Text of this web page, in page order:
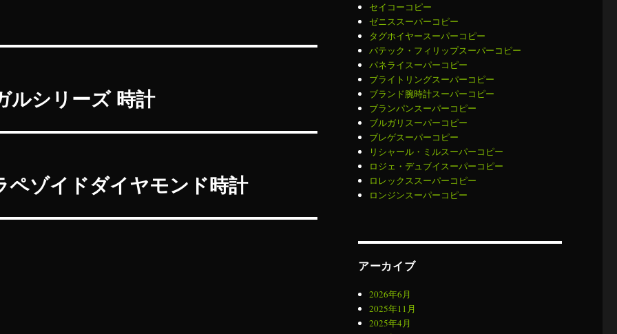
ルシリーズ 時計
ゾイドダイヤモンド時計
セイコーコピー
ゼニススーパーコピー
タグホイヤースーパーコピー
パテック・フィリップスーパーコピー
パネライスーパーコピー
ブライトリングスーパーコピー
ブランド腕時計スーパーコピー
ブランパンスーパーコピー
ブルガリスーパーコピー
ブレゲスーパーコピー
リシャール・ミルスーパーコピー
ロジェ・デュブイスーパーコピー
ロレックススーパーコピー
ロンジンスーパーコピー
アーカイブ
2026年6月
2025年11月
2025年4月